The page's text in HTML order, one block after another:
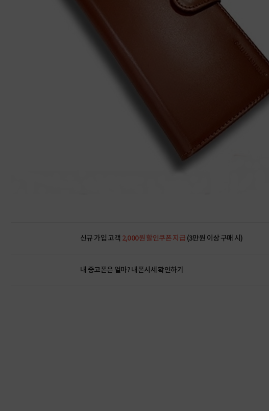
신규 가입 고객 2,000원 할인쿠폰 지급 (3만원 이상 구매 시)
내 중고폰은 얼마?내폰시세 확인하기